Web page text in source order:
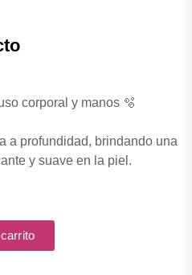
corporal y manos 🫧
a profundidad, brindando una
y suave en la piel.
y suaviza.
de papaya y durazno